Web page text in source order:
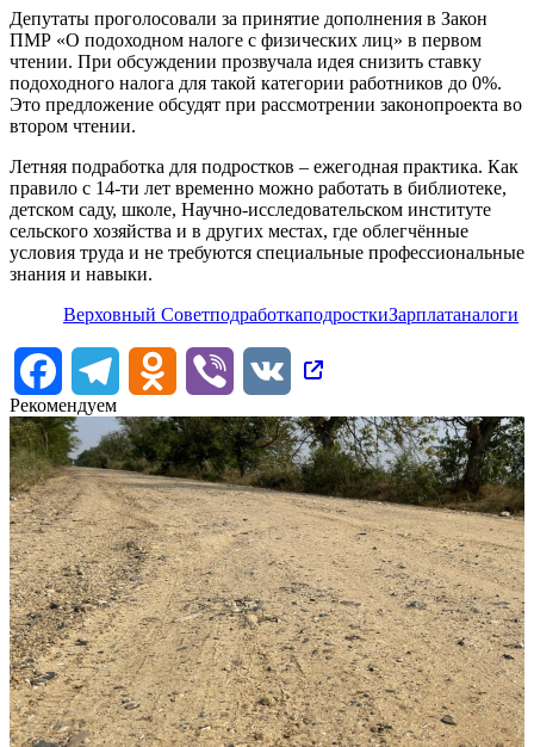
Депутаты проголосовали за принятие дополнения в Закон
ПМР «О подоходном налоге с физических лиц» в первом
чтении. При обсуждении прозвучала идея снизить ставку
подоходного налога для такой категории работников до 0%.
Это предложение обсудят при рассмотрении законопроекта во
втором чтении.
Летняя подработка для подростков – ежегодная практика. Как
правило с 14-ти лет временно можно работать в библиотеке,
детском саду, школе, Научно-исследовательском институте
сельского хозяйства и в других местах, где облегчённые
условия труда и не требуются специальные профессиональные
знания и навыки.
Верховный СоветподработкаподросткиЗарплатаналоги
FacebookTelegram Odnoklassniki
Viber
VK
Рекомендуем